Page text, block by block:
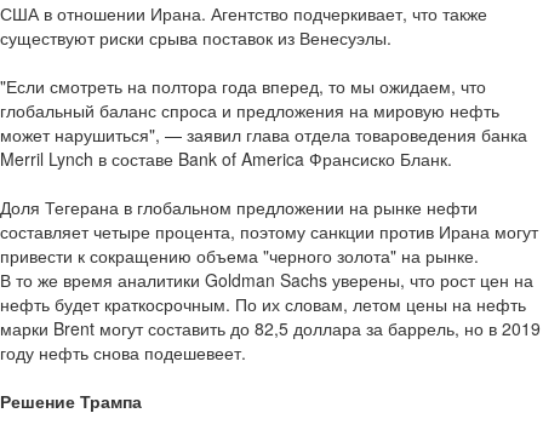
США в отношении Ирана. Агентство подчеркивает, что также
существуют риски срыва поставок из Венесуэлы.
"Если смотреть на полтора года вперед, то мы ожидаем, что
глобальный баланс спроса и предложения на мировую нефть
может нарушиться", — заявил глава отдела товароведения банка
Merril Lynch в составе Bank of America Франсиско Бланк.
Доля Тегерана в глобальном предложении на рынке нефти
составляет четыре процента, поэтому санкции против Ирана могут
привести к сокращению объема "черного золота" на рынке.
В то же время аналитики Goldman Sachs уверены, что рост цен на
нефть будет краткосрочным. По их словам, летом цены на нефть
марки Brent могут составить до 82,5 доллара за баррель, но в 2019
году нефть снова подешевеет.
Решение Трампа